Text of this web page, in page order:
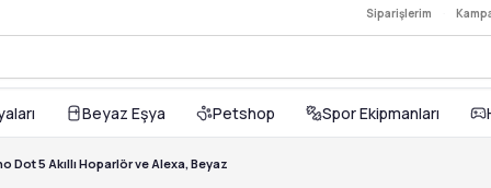
— 684,00TL
Siparişlerim
Beyaz Eşya Petshop Spor Ekipmanları
Dot 5 Akıllı Hoparlör ve Alexa, Beyaz